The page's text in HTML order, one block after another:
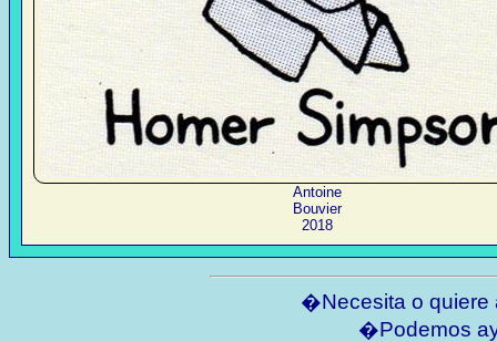
Antoine
Bouvier
2018
�Necesita o
�Podemos